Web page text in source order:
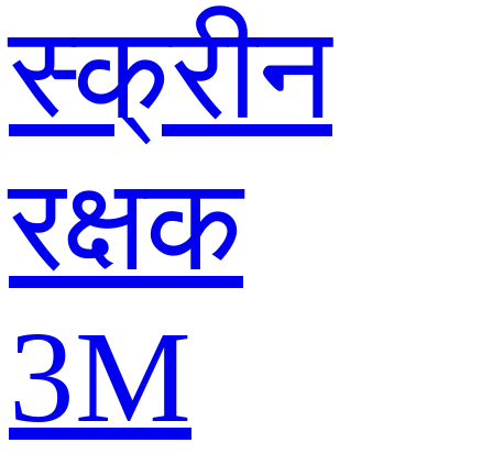
स्क्रीन
रक्षक
3M